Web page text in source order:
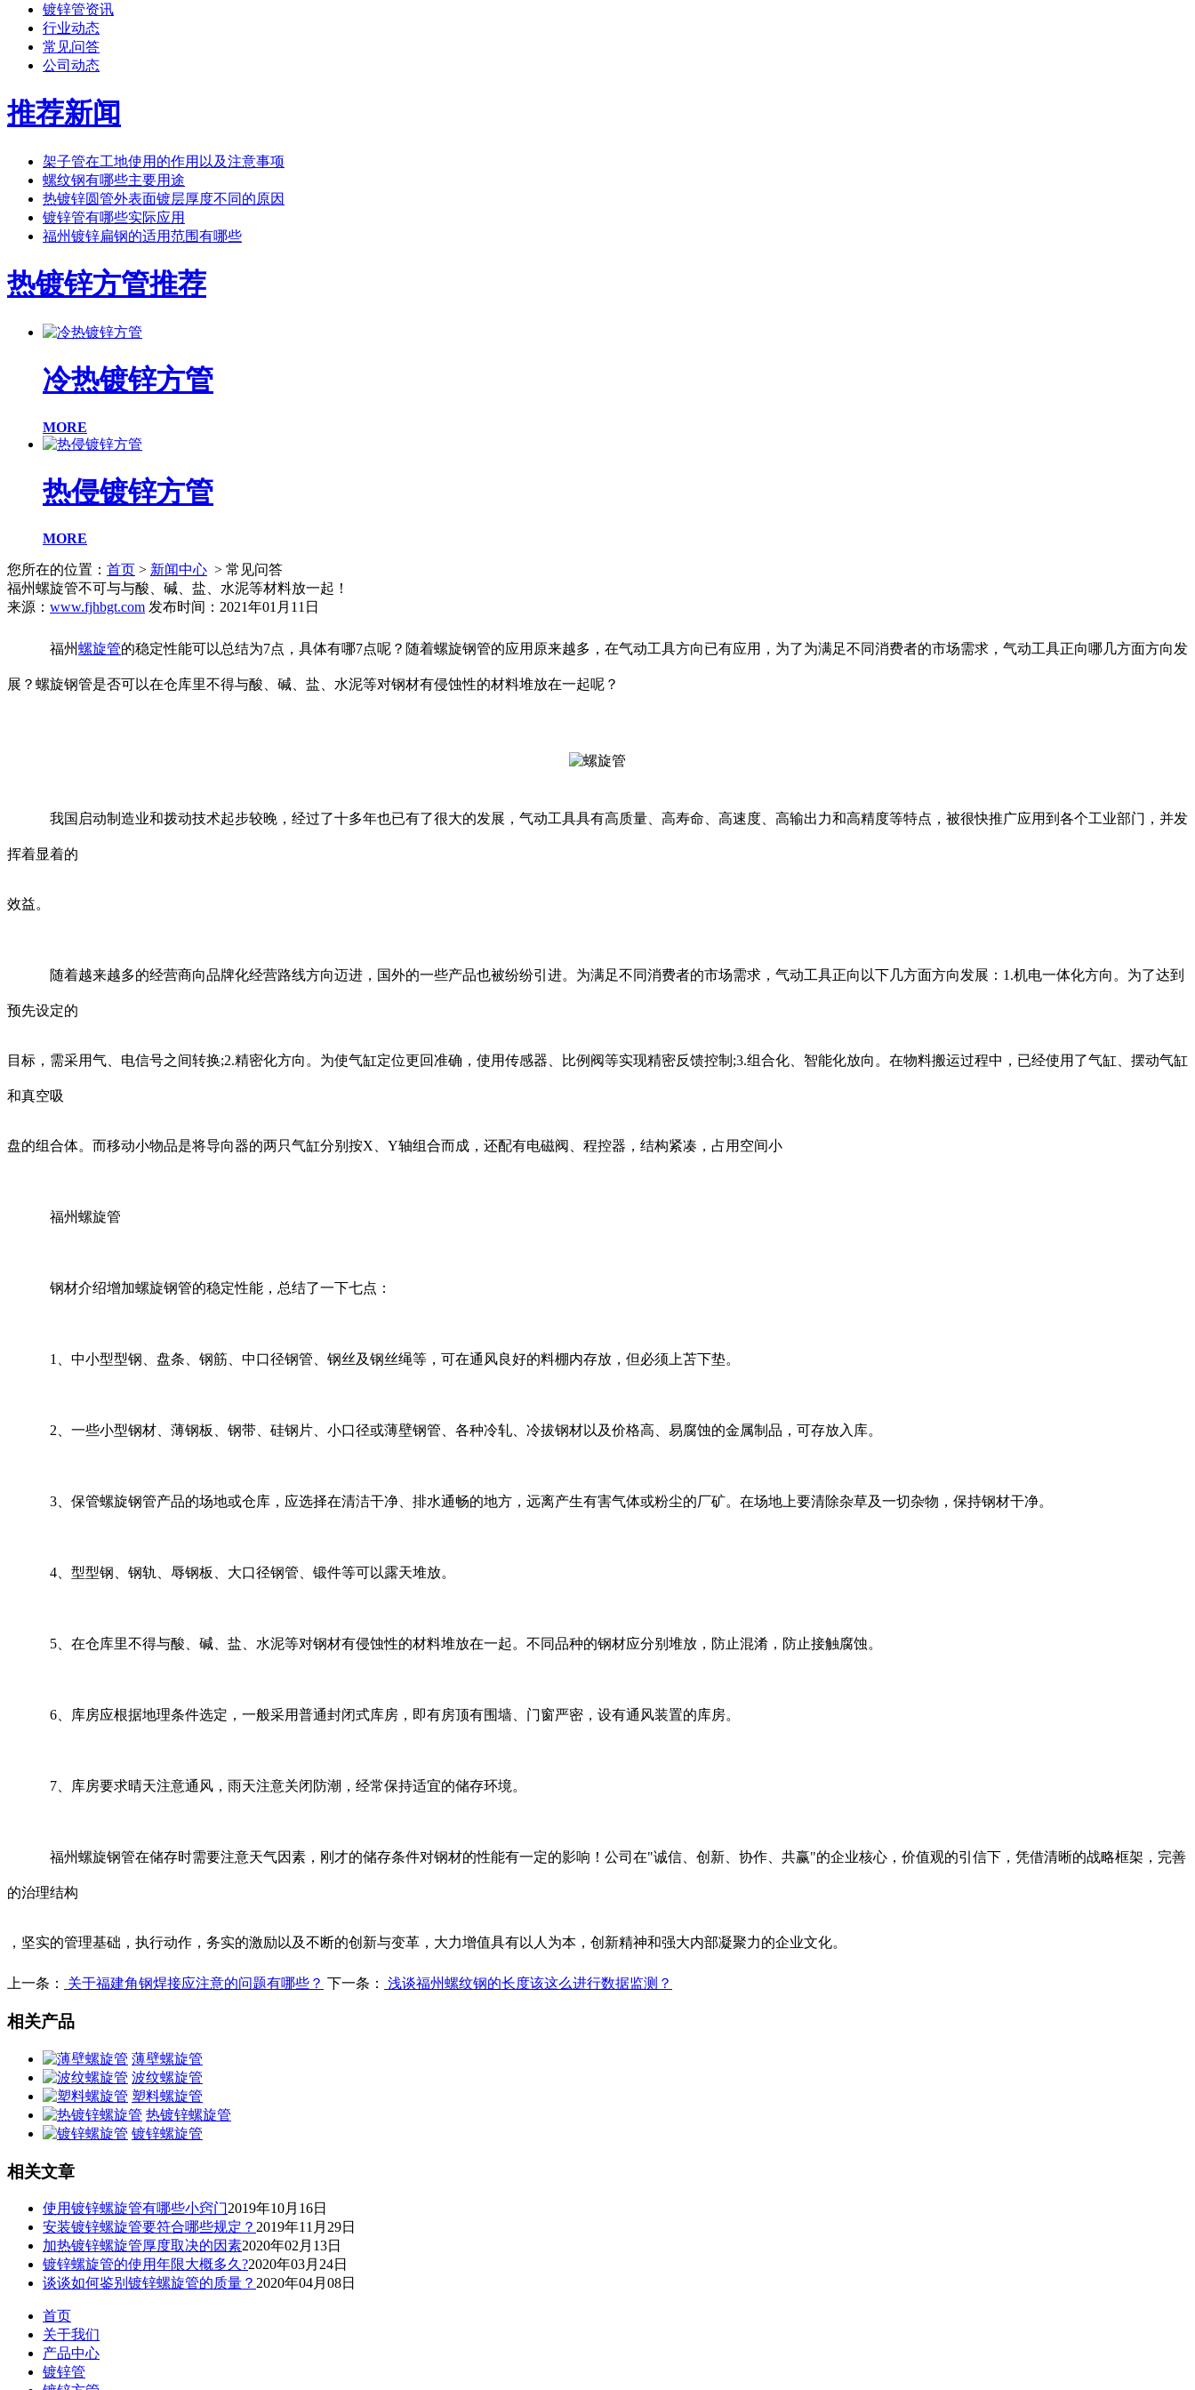
镀锌管资讯
行业动态
常见问答
公司动态
推荐新闻
架子管在工地使用的作用以及注意事项
螺纹钢有哪些主要用途
热镀锌圆管外表面镀层厚度不同的原因
镀锌管有哪些实际应用
福州镀锌扁钢的适用范围有哪些
热镀锌方管推荐
冷热镀锌方管
MORE
热侵镀锌方管
MORE
您所在的位置： 首页 > 新闻中心 > 常见问答
福州螺旋管不可与与酸、碱、盐、水泥等材料放一起！
来源： www.fjhbgt.com 发布时间：2021年01月11日
福州螺旋管的稳定性能可以总结为7点，具体有哪7点呢？随着螺旋钢管的应用原来越多，在气动工具方向已有应用，为了为满足不同消费者的市场需求，气动工具正向哪几方面方向发
展？螺旋钢管是否可以在仓库里不得与酸、碱、盐、水泥等对钢材有侵蚀性的材料堆放在一起呢？
我国启动制造业和拨动技术起步较晚，经过了十多年也已有了很大的发展，气动工具具有高质量、高寿命、高速度、高输出力和高精度等特点，被很快推广应用到各个工业部门，并发
挥着显着的
效益。
随着越来越多的经营商向品牌化经营路线方向迈进，国外的一些产品也被纷纷引进。为满足不同消费者的市场需求，气动工具正向以下几方面方向发展：1.机电一体化方向。为了达到
预先设定的
目标，需采用气、电信号之间转换;2.精密化方向。为使气缸定位更回准确，使用传感器、比例阀等实现精密反馈控制;3.组合化、智能化放向。在物料搬运过程中，已经使用了气缸、摆动气缸
和真空吸
盘的组合体。而移动小物品是将导向器的两只气缸分别按X、Y轴组合而成，还配有电磁阀、程控器，结构紧凑，占用空间小
福州螺旋管
钢材介绍增加螺旋钢管的稳定性能，总结了一下七点：
1、中小型型钢、盘条、钢筋、中口径钢管、钢丝及钢丝绳等，可在通风良好的料棚内存放，但必须上苫下垫。
2、一些小型钢材、薄钢板、钢带、硅钢片、小口径或薄壁钢管、各种冷轧、冷拔钢材以及价格高、易腐蚀的金属制品，可存放入库。
3、保管螺旋钢管产品的场地或仓库，应选择在清洁干净、排水通畅的地方，远离产生有害气体或粉尘的厂矿。在场地上要清除杂草及一切杂物，保持钢材干净。
4、型型钢、钢轨、辱钢板、大口径钢管、锻件等可以露天堆放。
5、在仓库里不得与酸、碱、盐、水泥等对钢材有侵蚀性的材料堆放在一起。不同品种的钢材应分别堆放，防止混淆，防止接触腐蚀。
6、库房应根据地理条件选定，一般采用普通封闭式库房，即有房顶有围墙、门窗严密，设有通风装置的库房。
7、库房要求晴天注意通风，雨天注意关闭防潮，经常保持适宜的储存环境。
福州螺旋钢管在储存时需要注意天气因素，刚才的储存条件对钢材的性能有一定的影响！公司在"诚信、创新、协作、共赢"的企业核心，价值观的引信下，凭借清晰的战略框架，完善
的治理结构
，坚实的管理基础，执行动作，务实的激励以及不断的创新与变革，大力增值具有以人为本，创新精神和强大内部凝聚力的企业文化。
上一条： 关于福建角钢焊接应注意的问题有哪些？ 下一条： 浅谈福州螺纹钢的长度该这么进行数据监测？
相关产品
薄壁螺旋管
波纹螺旋管
塑料螺旋管
热镀锌螺旋管
镀锌螺旋管
相关文章
使用镀锌螺旋管有哪些小窍门2019年10月16日
安装镀锌螺旋管要符合哪些规定？ 2019年11月29日
加热镀锌螺旋管厚度取决的因素2020年02月13日
镀锌螺旋管的使用年限大概多久?2020年03月24日
谈谈如何鉴别镀锌螺旋管的质量？ 2020年04月08日
首页
关于我们
产品中心
镀锌管